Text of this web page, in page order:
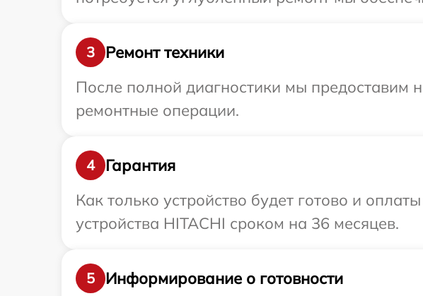
3
Ремонт техники
После полной диагностики мы предоставим
ремонтные операции.
4
Гарантия
Как только устройство будет готово и
устройства HITACHI сроком на 36 месяцев.
5
Информирование о готовности